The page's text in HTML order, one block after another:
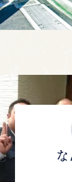
2020年
【外壁
対処法と
2020年
【築何